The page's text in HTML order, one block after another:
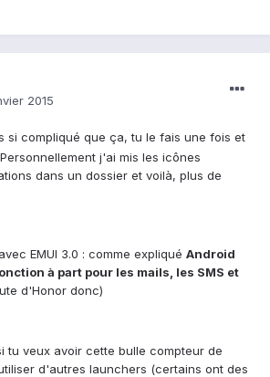
2015
si compliqué que ça, tu le fais une fois et
j'ai mis les icônes
dans un dossier et voilà, plus de
EMUI 3.0 : comme expliqué Android
à part pour les mails, les SMS et
d'Honor donc)
tu veux avoir cette bulle compteur de
d'autres launchers (certains ont des